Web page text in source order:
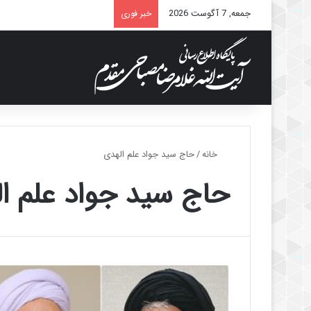
جمعه, 7 آگوست 2026 خبر فوری
خانه/حاج سید جواد علم الهدی
حاج سید جواد علم